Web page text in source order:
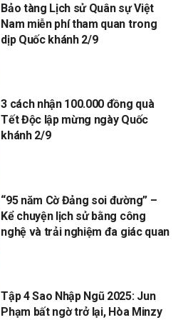
Bảo tàng Lịch sử Quân sự Việt
Nam miễn phí tham quan trong
dịp Quốc khánh 2/9
3 cách nhận 100.000 đồng quà
Tết Độc lập mừng ngày Quốc
khánh 2/9
“95 năm Cờ Đảng soi đường” –
Kể chuyện lịch sử bằng công
nghệ và trải nghiệm đa giác quan
Tập 4 Sao Nhập Ngũ 2025: Jun
Phạm bất ngờ trở lại, Hòa Minzy